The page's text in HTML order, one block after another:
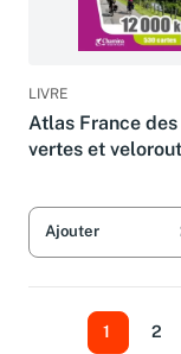
LIVRE
Atlas France des
vertes et
Ajouter
1 2